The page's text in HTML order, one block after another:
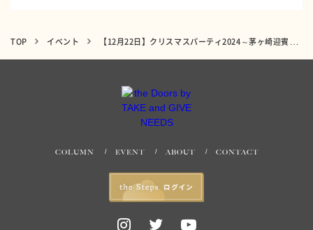
TOP イベント 【12月22日】クリスマスパーティ2024～茅ヶ崎迎賓館～
COLUMN EVENT ABOUT CONTACT